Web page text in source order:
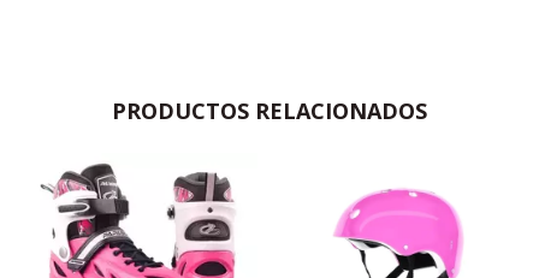
PRODUCTOS RELACIONADOS